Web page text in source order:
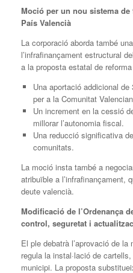
Moció per un nou sistema
País Valencià
La corporació aborda també
l’infrafinançament estructural
a la proposta estatal de
Una aportació addicional de
per a la Comunitat
Un increment en la cessió
millorar l’autonomia fiscal.
Una reducció significativa
comunitats.
La moció insta també a
atribuïble a l’infrafinançament,
deute valencià.
Modificació de l’Ordenança
control, seguretat i
El ple debatrà l’aprovació de
regula la instal·lació de
municipi. La proposta